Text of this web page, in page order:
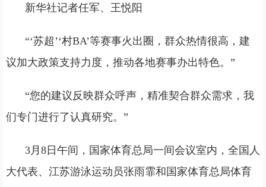
新华社记者任军、王悦阳
“‘苏超’‘村BA’等赛事火出圈，群众热情很高，建
议加大政策支持力度，推动各地赛事办出特色。”
“您的建议反映群众呼声，精准契合群众需求，我
们专门进行了认真研究。”
3月8日午间，国家体育总局一间会议室内，全国人
大代表、江苏游泳运动员张雨霏和国家体育总局体育